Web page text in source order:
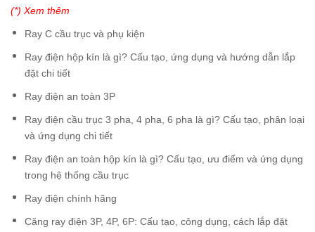
(*) Xem thêm
Ray C cầu trục và phụ kiện
Ray điện hộp kín là gì? Cấu tạo, ứng dụng và hướng dẫn lắp
đặt chi tiết
Ray điện an toàn 3P
Ray điện cầu trục 3 pha, 4 pha, 6 pha là gì? Cấu tạo, phân loại
và ứng dụng chi tiết
Ray điện an toàn hộp kín là gì? Cấu tạo, ưu điểm và ứng dụng
trong hệ thống cầu trục
Ray điện chính hãng
Căng ray điện 3P, 4P, 6P: Cấu tạo, công dụng, cách lắp đặt